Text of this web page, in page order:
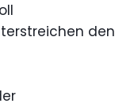
den